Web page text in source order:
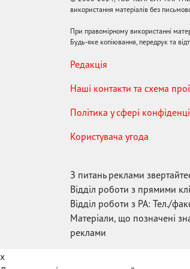
використання матеріалів без
При правомірному використанні
Будь-яке копіювання, передрук та
Редакція
Наші контакти та схема
Політика у сфері
Користувача угода
З питань реклами
Відділ роботи з прямими
Відділ роботи з РА: Тел./
Матеріали, що позначені
реклами
x